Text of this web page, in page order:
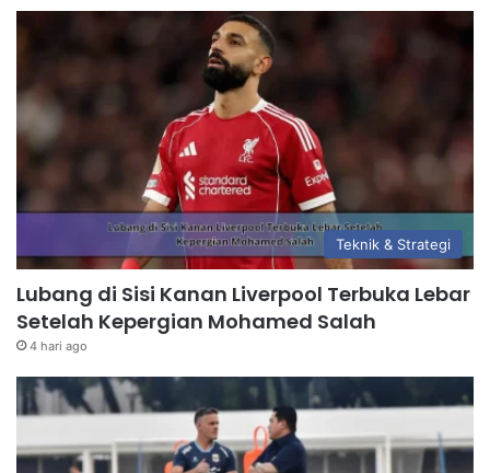
Teknik & Strategi
Lubang di Sisi Kanan Liverpool Terbuka Lebar
Setelah Kepergian Mohamed Salah
4 hari ago